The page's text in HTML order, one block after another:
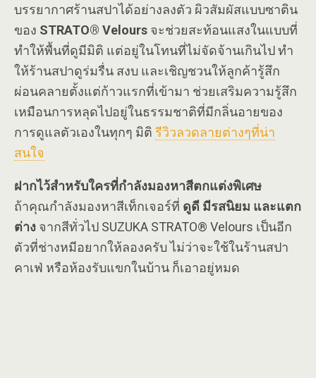
บรรยากาศร้านสปาได้อย่างลงตัว ผิวสัมผัสแบบซาติน
ของ STRATO® Velours จะช่วยสะท้อนแสงในแบบที่
ทำให้พื้นที่ดูมีมิติ แต่อยู่ในโทนที่ไม่จัดจ้านเกินไป ทำ
ให้ร้านสปาดูร่มรื่น สงบ และเชิญชวนให้ลูกค้ารู้สึก
ผ่อนคลายตั้งแต่ก้าวแรกที่เข้ามา ช่วยเสริมความรู้สึก
เหมือนการหลุดไปอยู่ในธรรมชาติที่มีกลิ่นอายของ
การดูแลตัวเองในทุกๆ มิติ รีวิวลวดลายต่างๆที่น่า
สนใจ
ฝากไว้สำหรับใครที่กำลังมองหาสีตกแต่งพิเศษ
ถ้าคุณกำลังมองหาสีเท็กเจอร์ที่ ดูดี มีรสนิยม และแตก
ต่าง จากสีทั่วไป SUZUKA STRATO® Velours เป็นอีก
ตัวที่ช่างหมีอยากให้ลองครับ ไม่ว่าจะใช้ในร้านสปา
คาเฟ่ หรือห้องรับแขกในบ้าน ก็เอาอยู่หมด